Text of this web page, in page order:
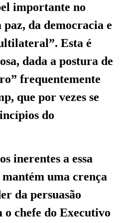
importante no
da democracia e
Esta é
dada a postura de
frequentemente
que por vezes se
do
inerentes a essa
uma crença
da persuasão
chefe do Executivo